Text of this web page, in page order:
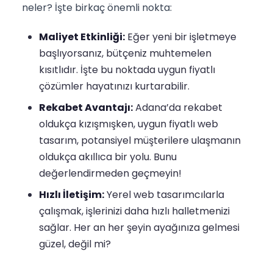
neler? İşte birkaç önemli nokta:
Maliyet Etkinliği: Eğer yeni bir işletmeye
başlıyorsanız, bütçeniz muhtemelen
kısıtlıdır. İşte bu noktada uygun fiyatlı
çözümler hayatınızı kurtarabilir.
Rekabet Avantajı:Adana’da rekabet
oldukça kızışmışken, uygun fiyatlı web
tasarım, potansiyel müşterilere ulaşmanın
oldukça akıllıca bir yolu. Bunu
değerlendirmeden geçmeyin!
Hızlı İletişim:Yerel web tasarımcılarla
çalışmak, işlerinizi daha hızlı halletmenizi
sağlar. Her an her şeyin ayağınıza gelmesi
güzel, değil mi?